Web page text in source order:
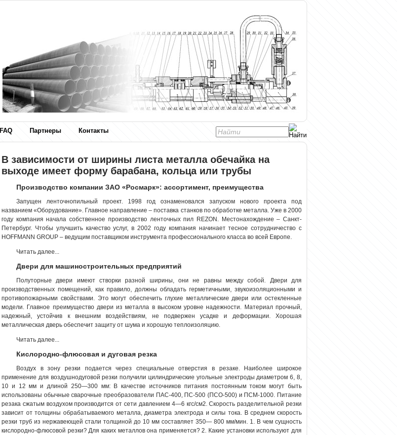
FAQ Партнеры Контакты
В зависимости от ширины листа металла обечайка на
выходе имеет форму барабана, кольца или трубы
Производство компании ЗАО «Росмарк»: ассортимент, преимущества
Запущен ленточнопильный проект. 1998 год ознаменовался запуском нового проекта под
названием «Оборудование». Главное направление – поставка станков по обработке металла. Уже в 2000
году компания начала собственное производство ленточных пил REZON. Местонахождение – Санкт-
Петербург. Чтобы улучшить качество услуг, в 2002 году компания начинает тесное сотрудничество с
HOFFMANN GROUP – ведущим поставщиком инструмента профессионального класса во всей Европе.
Читать далее...
Двери для машиностроительных предприятий
Полуторные двери имеют створки разной ширины, они не равны между собой. Двери для
производственных помещений, как правило, должны обладать герметичными, звукоизоляционными и
противопожарными свойствами. Это могут обеспечить глухие металлические двери или остекленные
модели. Главное преимущество двери изметалла в высоком уровне надежности. Материал прочный,
надежный, устойчив к внешним воздействиям, не подвержен усадке и деформации. Хорошая
металлическая дверь обеспечит защиту от шума и хорошую теплоизоляцию.
Читать далее...
Кислородно-флюсовая и дуговая резка
Воздух в зону резки подается через специальные отверстия в резаке. Наиболее широкое
применение для воздушнодуговой резки получили цилиндрические угольные электроды диаметром 6, 8,
10 и 12 мм и длиной 250—300 мм: В качестве источников питания постоянным током могут быть
использованы обычные сварочные преобразователи ПАС-400, ПС-500 (ПСО-500) и ПСМ-1000. Питание
резака сжатым воздухом производится от сети давлением 4—6 кгс/см2. Скорость разделительной резки
зависит от толщины обрабатываемого металла, диаметра электрода и силы тока. В среднем скорость
резки труб из нержавеющей стали толщиной до 10 мм составляет 350— 800 мм/мин. 1. В чем сущность
кислородно-флюсовой резки? Для каких металлов она применяется? 2. Какие установки используют для